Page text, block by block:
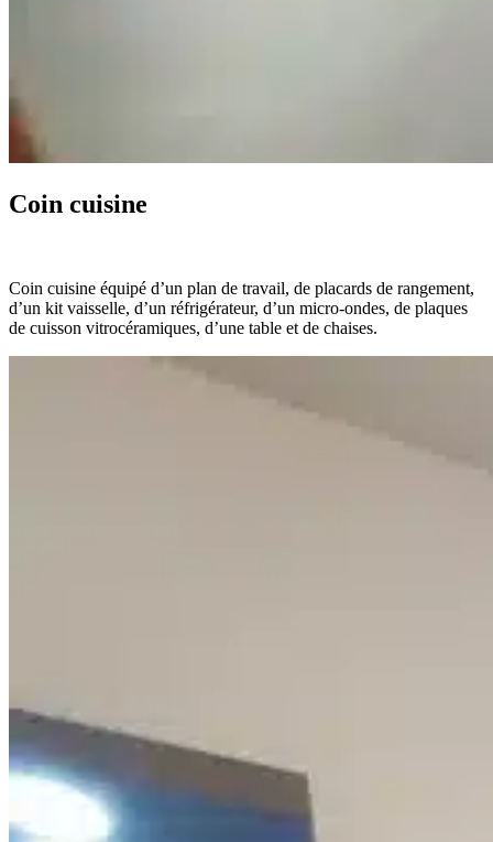
Coin cuisine
Coin cuisine équipé d’un plan de travail, de placards de rangement,
d’un kit vaisselle, d’un réfrigérateur, d’un micro-ondes, de plaques
de cuisson vitrocéramiques, d’une table et de chaises.